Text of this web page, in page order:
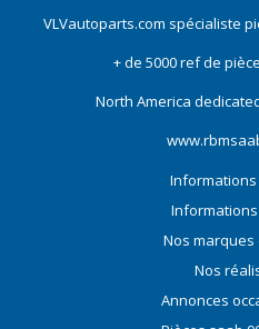
VLVautoparts.com spécialiste
+ de 5000 ref de
North America
Nos
Nos
Annonces